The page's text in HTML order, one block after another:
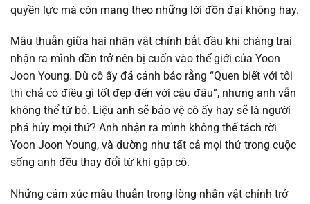
Chapter 52 30/07/2025
Chapter 51 30/07/2025
Chapter 50
Chapter 49 30/07/2025
Chapter 48 30/07/2025
Chapter 47 30/07/2025
quyền lực mà còn mang theo những lời đồn đại không hay.
Mâu thuẫn giữa hai nhân vật chính bắt đầu khi chàng trai
nhận ra mình dần trở nên bị cuốn vào thế giới của Yoon
Joon Young. Dù cô ấy đã cảnh báo rằng “Quen biết với tôi
thì chả có điều gì tốt đẹp đến với cậu đâu”, nhưng anh vẫn
không thể từ bỏ. Liệu anh sẽ bảo vệ cô ấy hay sẽ là người
phá hủy mọi thứ? Anh nhận ra mình không thể tách rời
Yoon Joon Young, và dường như tất cả mọi thứ trong cuộc
sống anh đều thay đổi từ khi gặp cô.
Những cảm xúc mâu thuẫn trong lòng nhân vật chính trở